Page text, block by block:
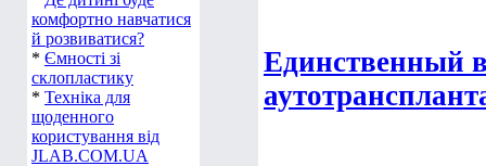
комфортно навчатися
й розвиватися?
* Ємності зі
склопластику
* Техніка для
щоденного
користування від
JLAB.COM.UA
Единственный